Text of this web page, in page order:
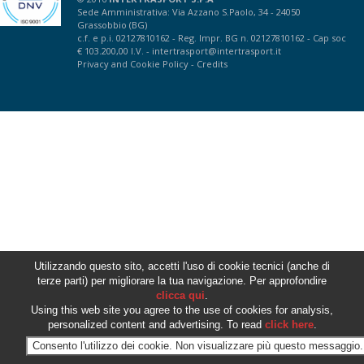
Sede Amministrativa: Via Azzano S.Paolo, 34 - 24050
Grassobbio (BG)
c.f. e p.i. 02127810162 - Reg. Impr. BG n. 02127810162 - Cap soc
€ 103.200,00 I.V. - intertrasport@intertrasport.it
Privacyand Cookie Policy- Credits
Utilizzando questo sito, accetti l'uso di cookie tecnici (anche di
terze parti) per migliorare la tua navigazione. Per approfondire
clicca qui.
Using this web site you agree to the use of cookies for analysis,
personalized content and advertising. To read click here.